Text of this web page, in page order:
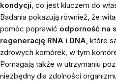
kondycji, co jest kluczem do
Badania pokazują również, że
pomóc poprawić odporność na
regenerację RNA i DNA, które
zdrowych komórek, w tym
Pomagają także w utrzymaniu
niezbędny dla zdolności